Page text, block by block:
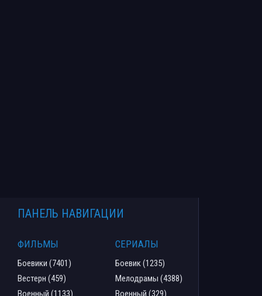
ПАНЕЛЬ НАВИГАЦИИ
ФИЛЬМЫ
Боевики (7401)
Вестерн (459)
Военный (1133)
СЕРИАЛЫ
Боевик (1235)
Мелодрамы (4388)
Военный (329)